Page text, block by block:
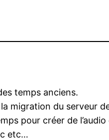
temps anciens.
migration du serveur
pour créer de
etc…